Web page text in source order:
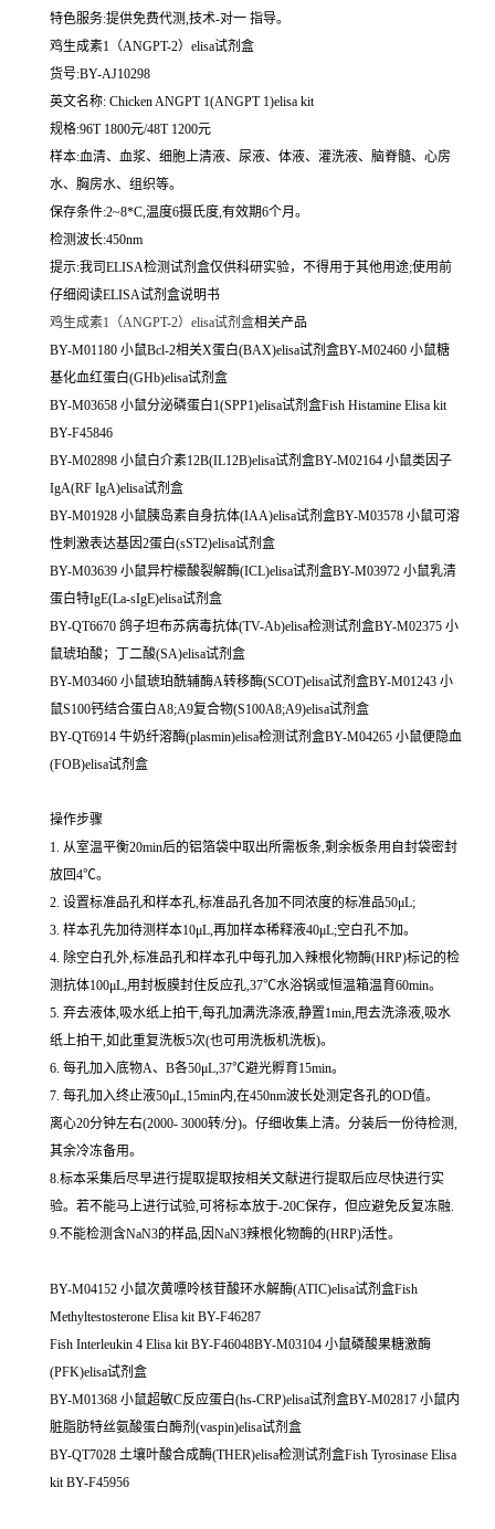
特色服务:提供免费代测,技术-对一 指导。
鸡生成素1（ANGPT-2）elisa试剂盒
货号:BY-AJ10298
英文名称: Chicken ANGPT 1(ANGPT 1)elisa kit
规格:96T 1800元/48T 1200元
样本:血清、血浆、细胞上清液、尿液、体液、灌洗液、脑脊髓、心房
水、胸房水、组织等。
保存条件:2~8*C,温度6摄氏度,有效期6个月。
检测波长:450nm
提示:我司ELISA检测试剂盒仅供科研实验，不得用于其他用途;使用前
仔细阅读ELISA试剂盒说明书
鸡生成素1（ANGPT-2）elisa试剂盒相关产品
BY-M01180 小鼠Bcl-2相关X蛋白(BAX)elisa试剂盒BY-M02460 小鼠糖
基化血红蛋白(GHb)elisa试剂盒
BY-M03658 小鼠分泌磷蛋白1(SPP1)elisa试剂盒Fish Histamine Elisa kit
BY-F45846
BY-M02898 小鼠白介素12B(IL12B)elisa试剂盒BY-M02164 小鼠类因子
IgA(RF IgA)elisa试剂盒
BY-M01928 小鼠胰岛素自身抗体(IAA)elisa试剂盒BY-M03578 小鼠可溶
性刺激表达基因2蛋白(sST2)elisa试剂盒
BY-M03639 小鼠异柠檬酸裂解酶(ICL)elisa试剂盒BY-M03972 小鼠乳清
蛋白特IgE(La-sIgE)elisa试剂盒
BY-QT6670 鸽子坦布苏病毒抗体(TV-Ab)elisa检测试剂盒BY-M02375 小
鼠琥珀酸；丁二酸(SA)elisa试剂盒
BY-M03460 小鼠琥珀酰辅酶A转移酶(SCOT)elisa试剂盒BY-M01243 小
鼠S100钙结合蛋白A8;A9复合物(S100A8;A9)elisa试剂盒
BY-QT6914 牛奶纤溶酶(plasmin)elisa检测试剂盒BY-M04265 小鼠便隐血
(FOB)elisa试剂盒
操作步骤
1. 从室温平衡20min后的铝箔袋中取出所需板条,剩余板条用自封袋密封
放回4℃。
2. 设置标准品孔和样本孔,标准品孔各加不同浓度的标准品50μL;
3. 样本孔先加待测样本10μL,再加样本稀释液40μL;空白孔不加。
4. 除空白孔外,标准品孔和样本孔中每孔加入辣根化物酶(HRP)标记的检
测抗体100μL,用封板膜封住反应孔,37℃水浴锅或恒温箱温育60min。
5. 弃去液体,吸水纸上拍干,每孔加满洗涤液,静置1min,甩去洗涤液,吸水
纸上拍干,如此重复洗板5次(也可用洗板机洗板)。
6. 每孔加入底物A、B各50μL,37℃避光孵育15min。
7. 每孔加入终止液50μL,15min内,在450nm波长处测定各孔的OD值。
离心20分钟左右(2000- 3000转/分)。仔细收集上清。分装后一份待检测,
其余冷冻备用。
8.标本采集后尽早进行提取提取按相关文献进行提取后应尽快进行实
验。若不能马上进行试验,可将标本放于-20C保存，但应避免反复冻融.
9.不能检测含NaN3的样品,因NaN3辣根化物酶的(HRP)活性。
BY-M04152 小鼠次黄嘌呤核苷酸环水解酶(ATIC)elisa试剂盒Fish
Methyltestosterone Elisa kit BY-F46287
Fish Interleukin 4 Elisa kit BY-F46048BY-M03104 小鼠磷酸果糖激酶
(PFK)elisa试剂盒
BY-M01368 小鼠超敏C反应蛋白(hs-CRP)elisa试剂盒BY-M02817 小鼠内
脏脂肪特丝氨酸蛋白酶剂(vaspin)elisa试剂盒
BY-QT7028 土壤叶酸合成酶(THER)elisa检测试剂盒Fish Tyrosinase Elisa
kit BY-F45956